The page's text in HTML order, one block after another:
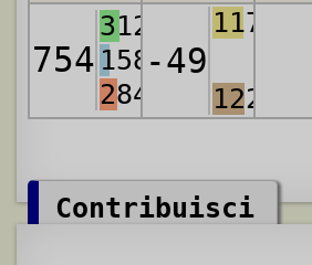
754
312
158
284
-49
1178
1227
Contribuisci